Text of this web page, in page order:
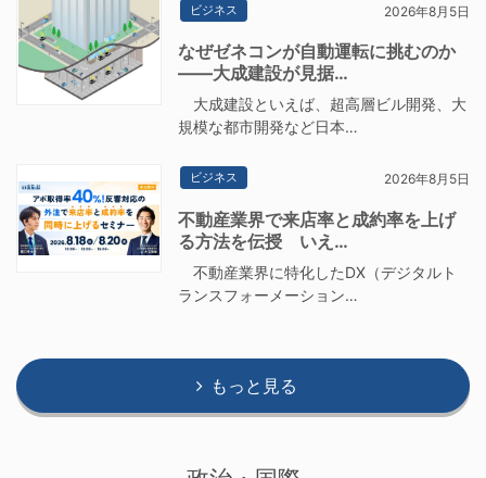
ビジネス 2026年8月5日
なぜゼネコンが自動運転に挑むのか
――大成建設が見据…
大成建設といえば、超高層ビル開発、大
規模な都市開発など日本…
ビジネス 2026年8月5日
不動産業界で来店率と成約率を上げ
る方法を伝授 いえ…
不動産業界に特化したDX（デジタルト
ランスフォーメーション…
もっと見る